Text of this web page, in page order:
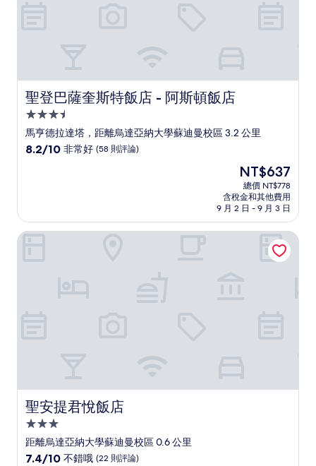
聖登巴薩奎斯特飯店 - 阿斯頓飯店
聖登巴薩奎斯特飯店 - 阿斯頓飯店
3.5
星
級
馬亨德拉達塔，距離烏達亞納大學蘇迪曼校區 3.2 公里
8.2
非
常
8.2/10 非常好 (58 則評論)
現
在
價
格
為
NT$637
NT$637
總價 NT$778
含稅金和其他費用
9 月 2 日 - 9 月 3 日
聖安提君悅飯店
聖安提君悅飯店
3.0
星
級
距離烏達亞納大學蘇迪曼校區 0.6 公里
7.4
7.4/10 不錯哦 (22 則評論)
聖安提君悅飯店